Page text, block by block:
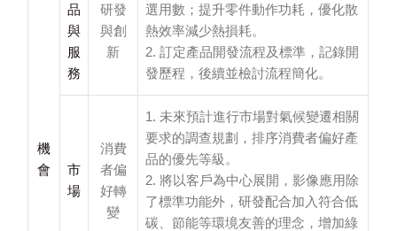
機
會
品
與
服
務
研發
與創
新
選用數；提升零件動作功耗，優化散
熱效率減少熱損耗。
2. 訂定產品開發流程及標準，記錄開
發歷程，後續並檢討流程簡化。
市
場
消費
者偏
好轉
變
1. 未來預計進行市場對氣候變遷相關
要求的調查規劃，排序消費者偏好產
品的優先等級。
2. 將以客戶為中心展開，影像應用除
了標準功能外，研發配合加入符合低
碳、節能等環境友善的理念，增加綠